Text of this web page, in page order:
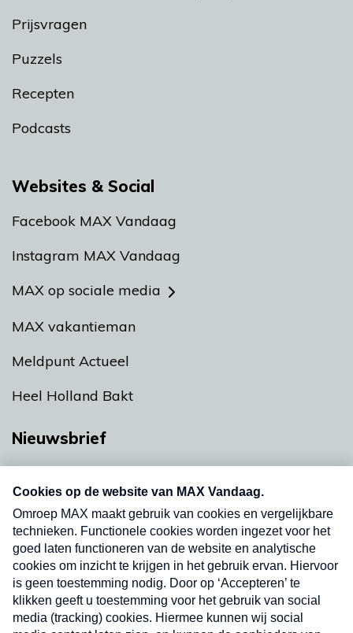
Prijsvragen
Puzzels
Recepten
Podcasts
Websites & Social
Facebook MAX Vandaag
Instagram MAX Vandaag
MAX op sociale media
MAX vakantieman
Meldpunt Actueel
Heel Holland Bakt
Nieuwsbrief
nieuwsbrief. Elke vrijdag- en dinsdagochtend in
uw mailbox.
Verzend